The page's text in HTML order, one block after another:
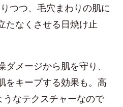
つつ、毛穴まわりの肌に
たなくさせる日焼け止
メージから肌を守り、
をキープする効果も。高
うなテクスチャーなので